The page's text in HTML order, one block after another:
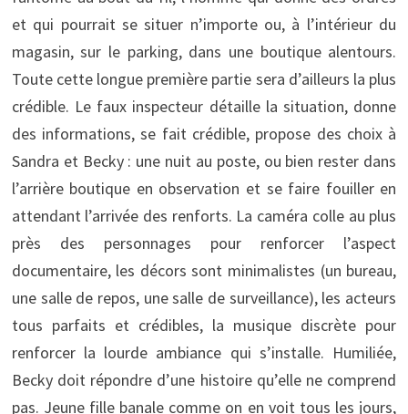
et qui pourrait se situer n’importe ou, à l’intérieur du
magasin, sur le parking, dans une boutique alentours.
Toute cette longue première partie sera d’ailleurs la plus
crédible. Le faux inspecteur détaille la situation, donne
des informations, se fait crédible, propose des choix à
Sandra et Becky : une nuit au poste, ou bien rester dans
l’arrière boutique en observation et se faire fouiller en
attendant l’arrivée des renforts. La caméra colle au plus
près des personnages pour renforcer l’aspect
documentaire, les décors sont minimalistes (un bureau,
une salle de repos, une salle de surveillance), les acteurs
tous parfaits et crédibles, la musique discrète pour
renforcer la lourde ambiance qui s’installe. Humiliée,
Becky doit répondre d’une histoire qu’elle ne comprend
pas. Jeune fille banale comme on en voit tous les jours,